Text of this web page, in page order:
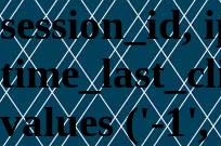
session_id,
values ('-